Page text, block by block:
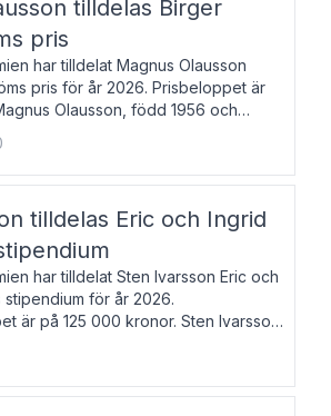
tilldelas Birger
pris
har tilldelat Magnus Olausson
pris för år 2026. Prisbeloppet är
Olausson, född 1956 och
är konstvetare, museiman och
1993 vid Uppsala un
tilldelas Eric och Ingrid
har tilldelat Sten Ivarsson Eric och
för år 2026.
är på 125 000 kronor. Sten Ivarsson,
vid
i Trelleborg. Här har han på